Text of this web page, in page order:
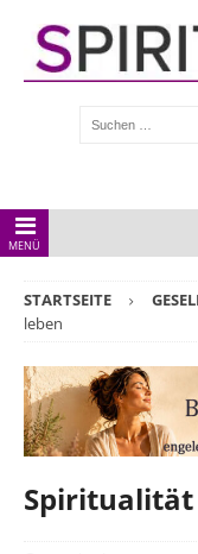
MENÜ
STARTSEITE
leben
Spiritualität